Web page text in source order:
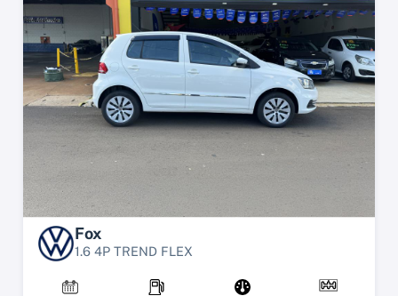
Fox
1.6 4P TREND FLEX